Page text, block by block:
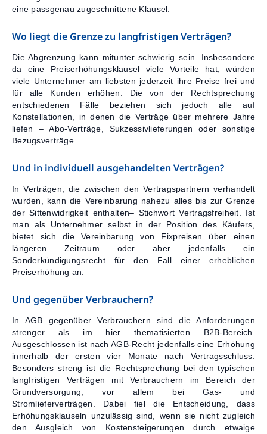
eine passgenau zugeschnittene Klausel.
Wo liegt die Grenze zu langfristigen Verträgen?
Die Abgrenzung kann mitunter schwierig sein. Insbesondere
da eine Preiserhöhungsklausel viele Vorteile hat, würden
viele Unternehmer am liebsten jederzeit ihre Preise frei und
für alle Kunden erhöhen. Die von der Rechtsprechung
entschiedenen Fälle beziehen sich jedoch alle auf
Konstellationen, in denen die Verträge über mehrere Jahre
liefen – Abo-Verträge, Sukzessivlieferungen oder sonstige
Bezugsverträge.
Und in individuell ausgehandelten Verträgen?
In Verträgen, die zwischen den Vertragspartnern verhandelt
wurden, kann die Vereinbarung nahezu alles bis zur Grenze
der Sittenwidrigkeit enthalten– Stichwort Vertragsfreiheit. Ist
man als Unternehmer selbst in der Position des Käufers,
bietet sich die Vereinbarung von Fixpreisen über einen
längeren Zeitraum oder aber jedenfalls ein
Sonderkündigungsrecht für den Fall einer erheblichen
Preiserhöhung an.
Und gegenüber Verbrauchern?
In AGB gegenüber Verbrauchern sind die Anforderungen
strenger als im hier thematisierten B2B-Bereich.
Ausgeschlossen ist nach AGB-Recht jedenfalls eine Erhöhung
innerhalb der ersten vier Monate nach Vertragsschluss.
Besonders streng ist die Rechtsprechung bei den typischen
langfristigen Verträgen mit Verbrauchern im Bereich der
Grundversorgung, vor allem bei Gas- und
Stromlieferverträgen. Dabei fiel die Entscheidung, dass
Erhöhungsklauseln unzulässig sind, wenn sie nicht zugleich
den Ausgleich von Kostensteigerungen durch etwaige